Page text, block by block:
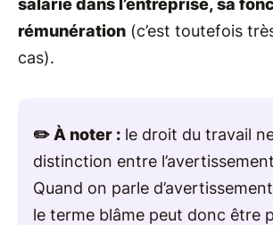
salarié dans l’entreprise, sa
rémunération (c’est toutefois
cas).
✏️ À noter : le droit du travail
distinction entre
Quand on parle
le terme blâme peut donc être